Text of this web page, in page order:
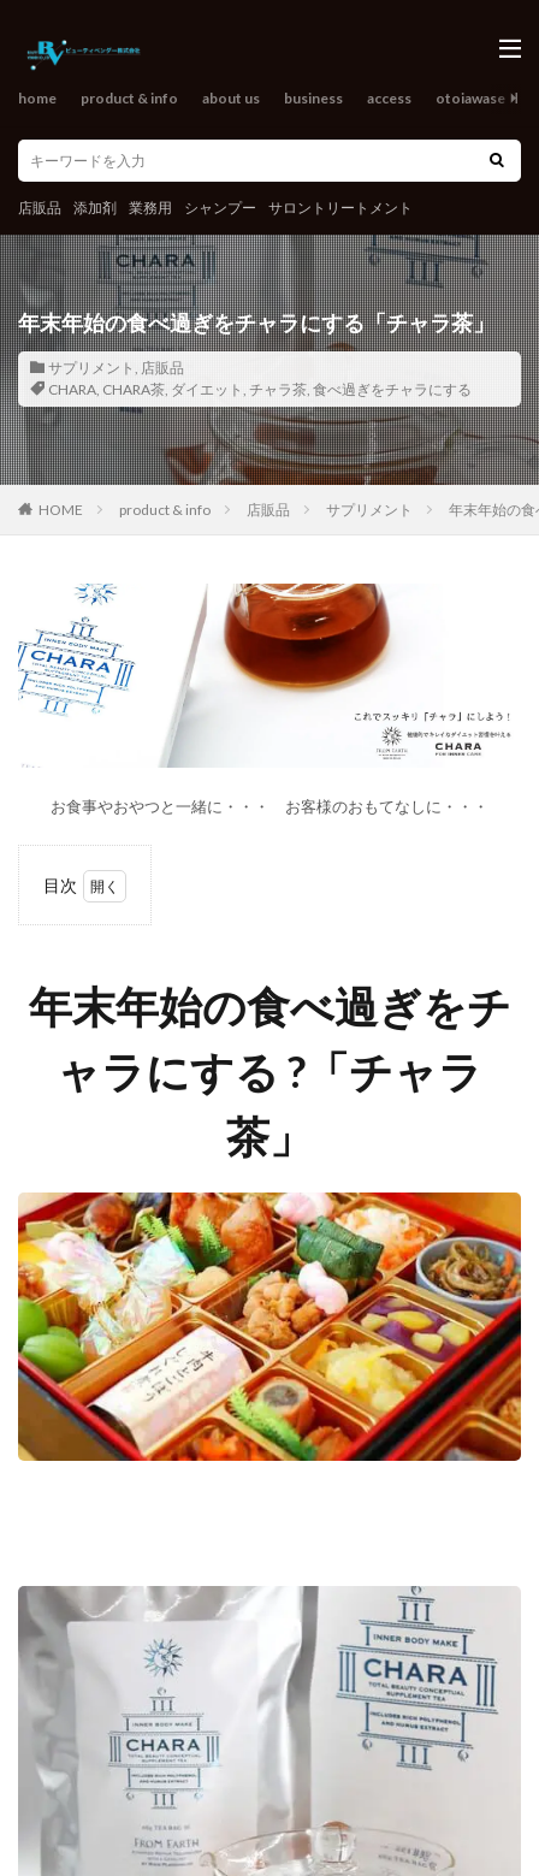
home product & info about us business access otoiawase
店販品 添加剤 業務用 シャンプー サロントリートメント
年末年始の食べ過ぎをチャラにする「チャラ茶」
サプリメント , 店販品
CHARA, CHARA茶, ダイエット , チャラ茶, 食べ過ぎをチャラにする
HOME product & info 店販品 サプリメント 年末年始の
お食事やおやつと一緒に・・・ お客様のおもてなしに・・・
目次
の食
べ過
ぎを
ラに
2
CHARA
茶 (チ
ャラ茶)
2.1
暴飲
暴食
のツ
ケを
解消
年末年始の食べ過ぎをチ
ャラにする ?「チャラ
茶」